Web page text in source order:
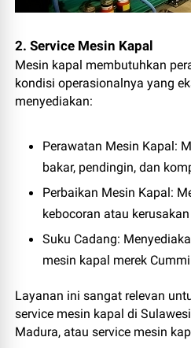
2. Service Mesin Kapal
Mesin kapal membutuhkan
kondisi operasionalnya yang
menyediakan:
Perawatan Mesin Kapal:
bakar, pendingin, dan
Perbaikan Mesin Kapal:
kebocoran atau
Suku Cadang:
mesin kapal merek
Layanan ini sangat relevan
service mesin kapal di
Madura, atau service mesin